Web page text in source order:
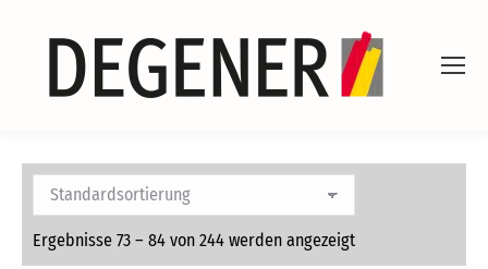
Ergebnisse 73 – 84 von 244 werden angezeigt